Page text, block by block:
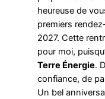
heureuse de
premiers
2027. Cette
pour moi,
Terre Énergie.
confiance, de
Un bel